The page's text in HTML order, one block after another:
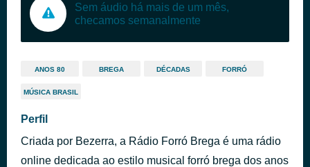
Sem áudio há mais de um mês,
checamos semanalmente
ANOS 80 BREGA DÉCADAS FORRÓ
MÚSICA BRASIL
Perfil
Criada por Bezerra, a Rádio Forró Brega é uma rádio
online dedicada ao estilo musical forró brega dos anos